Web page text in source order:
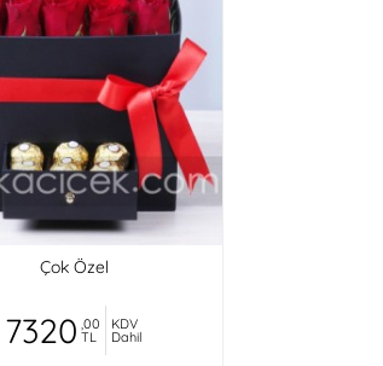
Çok Özel
7320 ,00
TL
KDV
Dahil